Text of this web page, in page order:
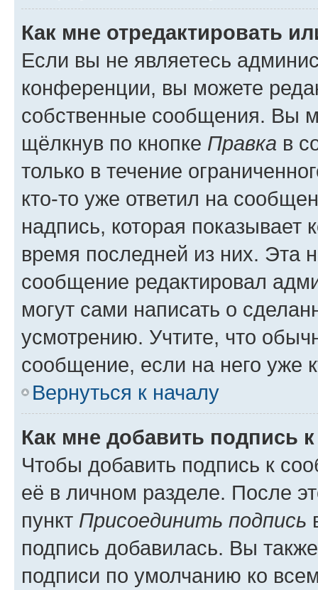
Как мне отредактировать
Если вы не являетесь
конференции, вы можете
собственные сообщения. Вы
щёлкнув по кнопке Правка в
только в течение
кто-то уже ответил на
надпись, которая показывает
время последней из них. Эта
сообщение редактировал
могут сами написать о
усмотрению. Учтите, что
сообщение, если на него уже
Вернуться к началу
Как мне добавить подпись
Чтобы добавить подпись к
её в личном разделе. После
пункт Присоединить подпись
подпись добавилась. Вы
подписи по умолчанию ко